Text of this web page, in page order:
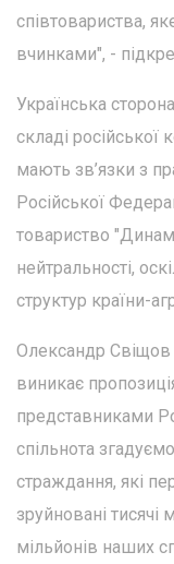
співтовариства,
вчинками", -
Українська
складі російської
мають зв’язки з
Російської
товариство
нейтральності,
структур країни-
Олександр Свіщов
виникає
представниками
спільнота
страждання, які
зруйновані тисячі
мільйонів наших